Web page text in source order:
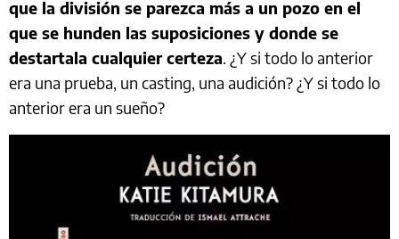
que la división se parezca más a un pozo en el
que se hunden las suposiciones y donde se
destartala cualquier certeza. ¿Y si todo lo anterior
era una prueba, un casting, una audición? ¿Y si todo lo
anterior era un sueño?